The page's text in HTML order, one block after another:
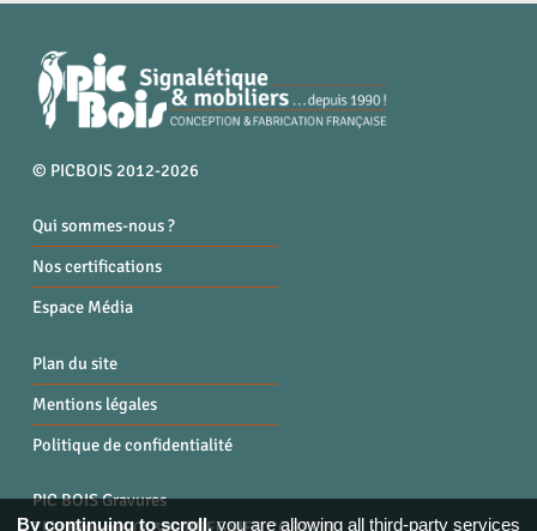
© PICBOIS 2012-2026
Qui sommes-nous ?
Nos certifications
Espace Média
Plan du site
Mentions légales
Politique de confidentialité
PIC BOIS Gravures
By continuing to scroll,you are allowing all third-party services